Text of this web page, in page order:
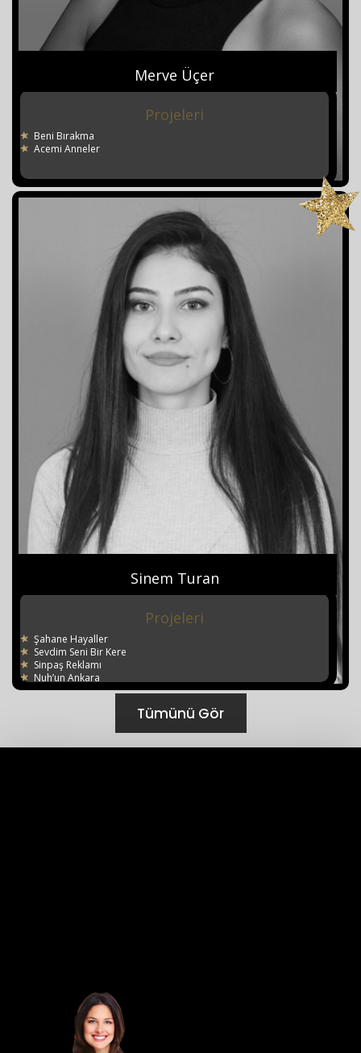
Merve Üçer
Projeleri
Beni Bırakma
Acemi Anneler
Sinem Turan
Projeleri
Şahane Hayaller
Sevdim Seni Bir Kere
Sinpaş Reklamı
Nuh’un Ankara
Tümünü Gör